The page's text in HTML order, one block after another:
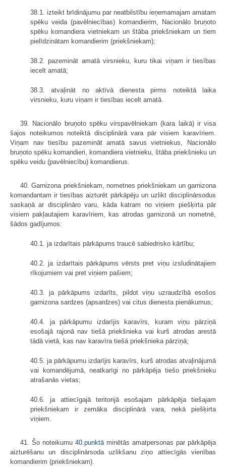
38.1. izteikt brīdinājumu par neatbilstību ieņemamajam amatam
spēku veida (pavēlniecības) komandierim, Nacionālo bruņoto
spēku komandiera vietniekam un štāba priekšniekam un tiem
pielīdzinātam komandierim (priekšniekam);
38.2. pazemināt amatā virsnieku, kuru tikai viņam ir tiesības
iecelt amatā;
38.3. atvaļināt no aktīvā dienesta pirms noteiktā laika
virsnieku, kuru viņam ir tiesības iecelt amatā.
39. Nacionālo bruņoto spēku virspavēlniekam (kara laikā) ir visa
šajos noteikumos noteiktā disciplinārā vara pār visiem karavīriem.
Viņam nav tiesību pazemināt amatā savus vietniekus, Nacionālo
bruņoto spēku komandieri, komandiera vietnieku, štāba priekšnieku un
spēku veidu (pavēlniecību) komandierus.
40. Garnizona priekšniekam, nometnes priekšniekam un garnizona
komandantam ir tiesības aizturēt pārkāpēju un uzlikt disciplinārsodus
saskaņā ar disciplināro varu, kāda katram no viņiem piešķirta pār
visiem pakļautajiem karavīriem, kas atrodas garnizonā un nometnē,
šādos gadījumos:
40.1. ja izdarītais pārkāpums traucē sabiedrisko kārtību;
40.2. ja izdarītais pārkāpums vērsts pret viņu izsludinātajiem
rīkojumiem vai pret viņiem pašiem;
40.3. ja pārkāpums izdarīts, pildot viņu uzraudzībā esošos
garnizona sardzes (apsardzes) vai citus dienesta pienākumus;
40.4. ja pārkāpumu izdarījis karavīrs, kuram viņu pārziņā
esošajā rajonā nav tiešā priekšnieka vai kurš atrodas arestā
tādā vietā, kas nav karavīra tiešā priekšnieka pārziņā;
40.5. ja pārkāpumu izdarījis karavīrs, kurš atrodas atvaļinājumā
vai komandējumā, neatkarīgi no pārkāpēja tiešo priekšnieku
atrašanās vietas;
40.6. ja attiecīgajā teritorijā esošajam pārkāpēja tiešajam
priekšniekam ir zemāka disciplinārā vara, nekā piešķirta
viņiem.
41. Šo noteikumu 40.punktā minētās amatpersonas par pārkāpēja
aizturēšanu un disciplinārsoda uzlikšanu ziņo attiecīgās vienības
komandierim (priekšniekam).